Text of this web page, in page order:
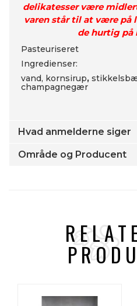
delikatesser være
varen står til at være på
de hurtig på
Pasteuriseret
Ingredienser:
vand, kornsirup,
champagnegær
Hvad anmelderne siger
Område og Producent